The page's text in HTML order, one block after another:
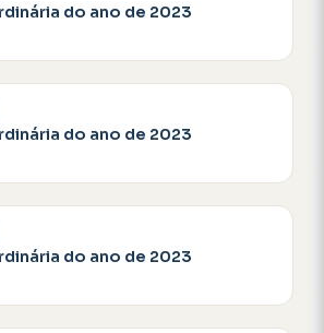
do ano de 2023
do ano de 2023
do ano de 2023